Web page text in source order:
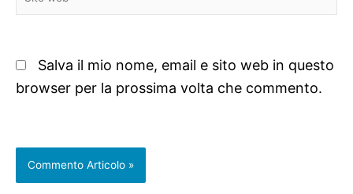
web
Salva il mio nome, email e sito web in questo
browser per la prossima volta che commento.